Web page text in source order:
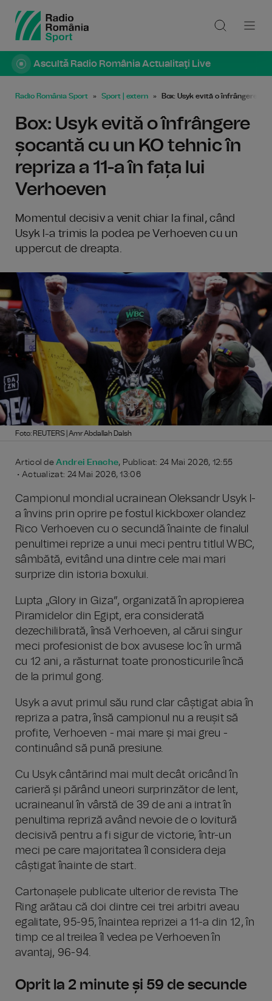
Ascultă Radio România Actualitaţi Live
Radio România Sport Sport | extern Box: Usyk evită o înfrângere
Box: Usyk evită o înfrângere
șocantă cu un KO tehnic în
repriza a 11-a în fața lui
Verhoeven
Momentul decisiv a venit chiar la final, când
Usyk l-a trimis la podea pe Verhoeven cu un
uppercut de dreapta.
Foto: REUTERS | Amr Abdallah Dalsh
Articol deAndrei Enache, Publicat: 24 Mai 2026, 12:55
• Actualizat: 24 Mai 2026, 13:06
Campionul mondial ucrainean Oleksandr Usyk l-
a învins prin oprire pe fostul kickboxer olandez
Rico Verhoeven cu o secundă înainte de finalul
penultimei reprize a unui meci pentru titlul WBC,
sâmbătă, evitând una dintre cele mai mari
surprize din istoria boxului.
Lupta „Glory in Giza”, organizată în apropierea
Piramidelor din Egipt, era considerată
dezechilibrată, însă Verhoeven, al cărui singur
meci profesionist de box avusese loc în urmă
cu 12 ani, a răsturnat toate pronosticurile încă
de la primul gong.
Usyk a avut primul său rund clar câștigat abia în
repriza a patra, însă campionul nu a reușit să
profite, Verhoeven - mai mare și mai greu -
continuând să pună presiune.
Cu Usyk cântărind mai mult decât oricând în
carieră și părând uneori surprinzător de lent,
ucraineanul în vârstă de 39 de ani a intrat în
penultima repriză având nevoie de o lovitură
decisivă pentru a fi sigur de victorie, într-un
meci pe care majoritatea îl considera deja
câștigat înainte de start.
Cartonașele publicate ulterior de revista The
Ring arătau că doi dintre cei trei arbitri aveau
egalitate, 95-95, înaintea reprizei a 11-a din 12, în
timp ce al treilea îl vedea pe Verhoeven în
avantaj, 96-94.
Oprit la 2 minute și 59 de secunde